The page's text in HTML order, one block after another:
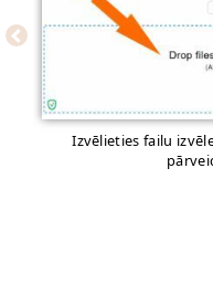
Izvēlieties failu